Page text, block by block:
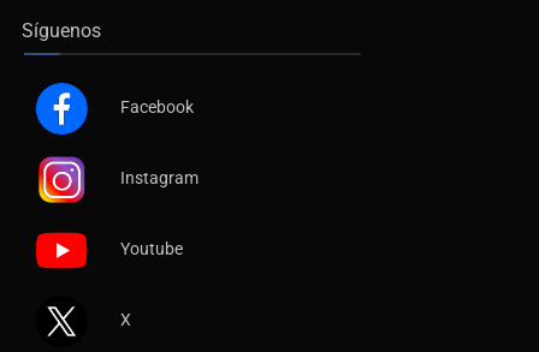
Síguenos
Facebook
Instagram
Youtube
X